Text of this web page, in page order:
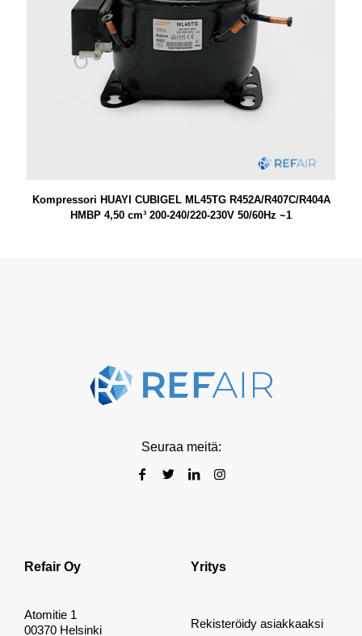
Kompressori HUAYI CUBIGEL ML45TG R452A/R407C/R404A
HMBP 4,50 cm³ 200-240/220-230V 50/60Hz ~1
Seuraa meitä:
Refair Oy
Atomitie 1
00370 Helsinki
Yritys
Rekisteröidy asiakkaaksi